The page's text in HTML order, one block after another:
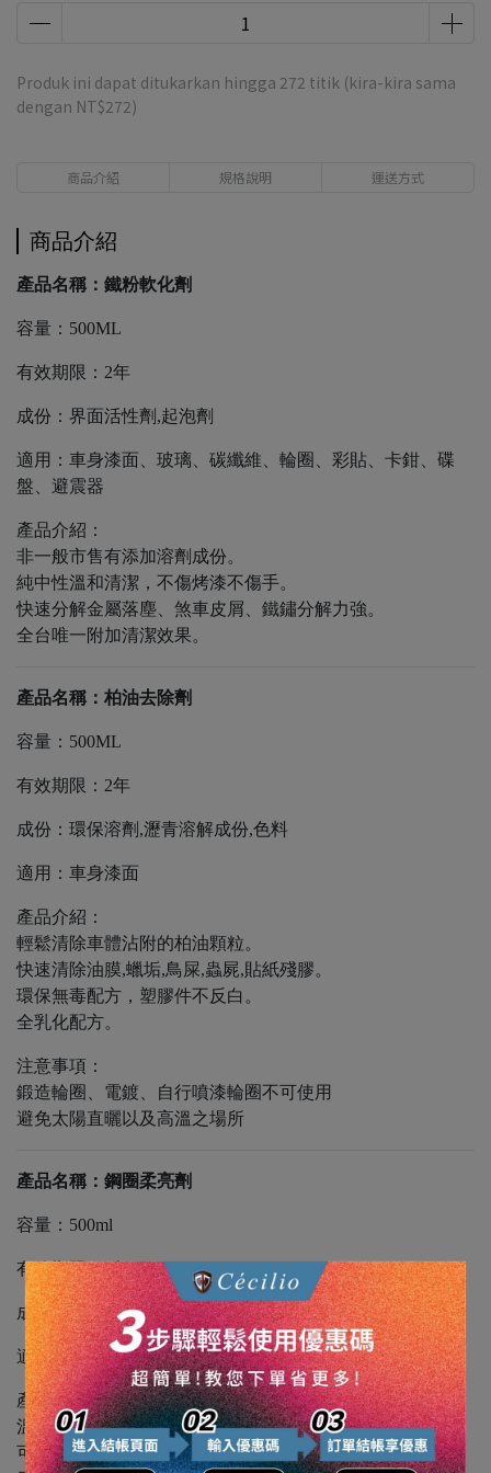
Produk ini dapat ditukarkan hingga 272 titik (kira-kira sama
dengan NT$272)
商品介紹 規格說明 運送方式
商品介紹
產品名稱：鐵粉軟化劑
容量：500ML
有效期限：2年
成份：界面活性劑,起泡劑
適用：車身漆面、玻璃、碳纖維、輪圈、彩貼、卡鉗、碟
盤、避震器
產品介紹：
非一般市售有添加溶劑成份。
純中性溫和清潔，不傷烤漆不傷手。
快速分解金屬落塵、煞車皮屑、鐵鏽分解力強。
全台唯一附加清潔效果。
產品名稱：柏油去除劑
容量：500ML
有效期限：2年
成份：環保溶劑,瀝青溶解成份,色料
適用：車身漆面
產品介紹：
輕鬆清除車體沾附的柏油顆粒。
快速清除油膜,蠟垢,鳥屎,蟲屍,貼紙殘膠。
環保無毒配方，塑膠件不反白。
全乳化配方。
注意事項：
鍛造輪圈、電鍍、自行噴漆輪圈不可使用
避免太陽直曬以及高溫之場所
產品名稱：鋼圈柔亮劑
容量：500ml
有效期限：2年
成份：特殊柔亮成份,ROH,起泡劑,色料
適用：原廠及鋁製或鎂製輪圈
產品介紹：
溫和有效去除鋁圈上的污垢,並產生薄膜保濕。
可減少行車中對鋁圈造成的細微刮痕並保持光亮如新。